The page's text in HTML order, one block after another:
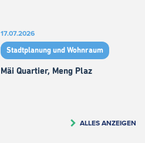
17.07.2026
Stadtplanung und Wohnraum
Mäi Quartier, Meng Plaz
ALLES ANZEIGEN